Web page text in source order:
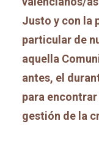
Justo y con la
particular de
aquella
antes, el
para
gestión de la